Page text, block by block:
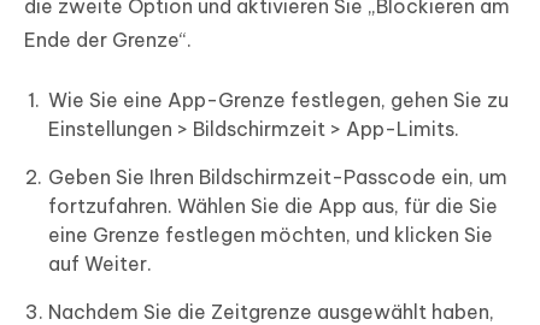
die zweite Option und aktivieren Sie „Blockieren am
Ende der Grenze“.
Wie Sie eine App-Grenze festlegen, gehen Sie zu
Einstellungen > Bildschirmzeit > App-Limits.
Geben Sie Ihren Bildschirmzeit-Passcode ein, um
fortzufahren. Wählen Sie die App aus, für die Sie
eine Grenze festlegen möchten, und klicken Sie
auf Weiter.
Nachdem Sie die Zeitgrenze ausgewählt haben,